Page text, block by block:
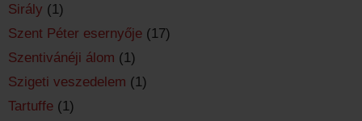
Sirály (1)
Szent Péter esernyője (17)
Szentivánéji álom (1)
Szigeti veszedelem (1)
Tartuffe (1)